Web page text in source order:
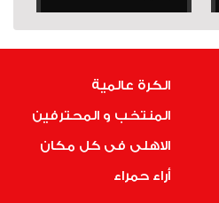
الكرة عالمية
المنتخب و المحترفين
الاهلى فى كل مكان
أراء حمراء